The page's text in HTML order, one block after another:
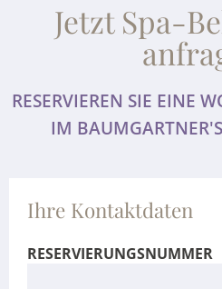
Jetzt Spa-
RESERVIEREN SIE EINE
IM
Ihre Kontaktdaten
RESERVIERUNGSNUMMER